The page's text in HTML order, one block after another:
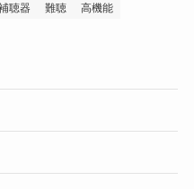
聴器 難聴 高機能